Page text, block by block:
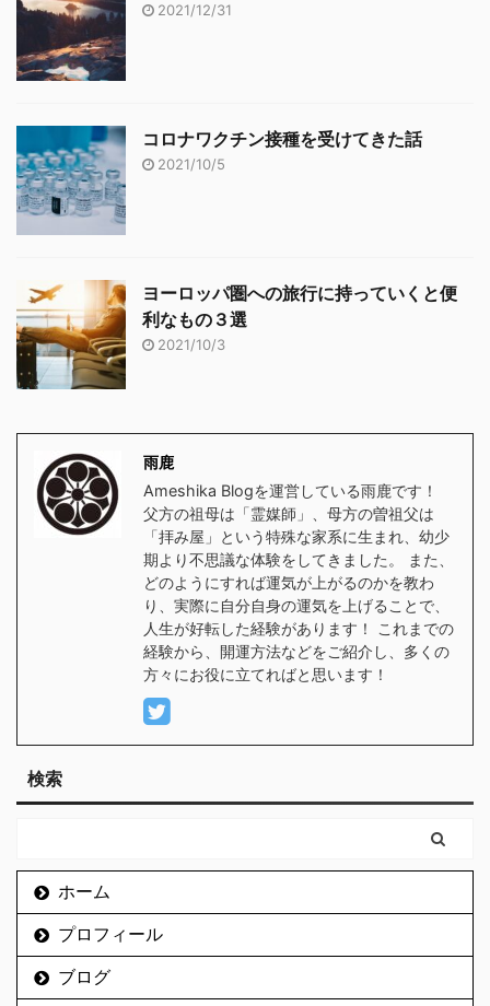
2021/12/31
コロナワクチン接種を受けてきた話
2021/10/5
ヨーロッパ圏への旅行に持っていくと便
利なもの３選
2021/10/3
雨鹿
Ameshika Blogを運営している雨鹿です！
父方の祖母は「霊媒師」、母方の曽祖父は
「拝み屋」という特殊な家系に生まれ、幼少
期より不思議な体験をしてきました。 また、
どのようにすれば運気が上がるのかを教わ
り、実際に自分自身の運気を上げることで、
人生が好転した経験があります！ これまでの
経験から、開運方法などをご紹介し、多くの
方々にお役に立てればと思います！
検索
ホーム
プロフィール
ブログ